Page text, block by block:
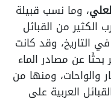
، وما نسب قبيلة
من القبائل
التاريخ، وقد كانت
بحثًا عن مصادر الماء
والواحات، ومنها من
العربية على